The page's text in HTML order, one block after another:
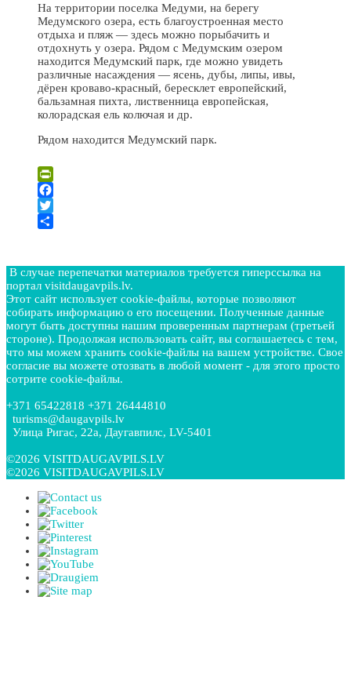
На территории поселка Медуми, на берегу
Медумского озера, есть благоустроенная место
отдыха и пляж — здесь можно порыбачить и
отдохнуть у озера. Рядом с Медумским озером
находится Медумский парк, где можно увидеть
различные насаждения — ясень, дубы, липы, ивы,
дёрен кроваво-красный, бересклет европейский,
бальзамная пихта, лиственница европейская,
колорадская ель колючая и др.
Рядом находится Медумский парк.
PrintFriendly
Facebook
Twitter
В случае перепечатки материалов требуется гиперссылка на
портал visitdaugavpils.lv.
Этот сайт использует cookie-файлы, которые позволяют
собирать информацию о его посещении. Полученные данные
могут быть доступны нашим проверенным партнерам (третьей
стороне). Продолжая использовать сайт, вы соглашаетесь с тем,
что мы можем хранить cookie-файлы на вашем устройстве. Свое
согласие вы можете отозвать в любой момент - для этого просто
сотрите cookie-файлы.
+371 65422818 +371 26444810
turisms@daugavpils.lv
Улица Ригас, 22a, Даугавпилс, LV-5401
©2026 VISITDAUGAVPILS.LV
©2026 VISITDAUGAVPILS.LV